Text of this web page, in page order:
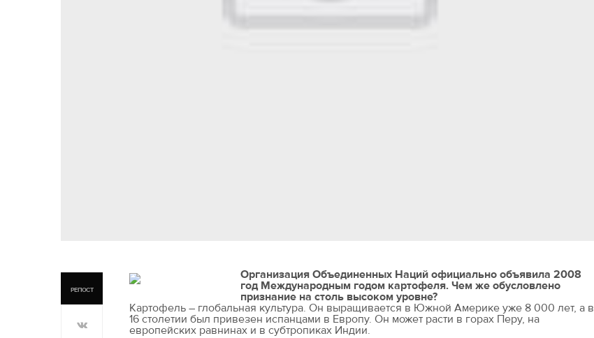
РЕПОСТ
Организация Объединенных Наций официально объявила 2008
год Международным годом картофеля. Чем же обусловлено
признание на столь высоком уровне?
Картофель – глобальная культура. Он выращивается в Южной Америке уже 8 000 лет, а в
16 столетии был привезен испанцами в Европу. Он может расти в горах Перу, на
европейских равнинах и в субтропиках Индии.